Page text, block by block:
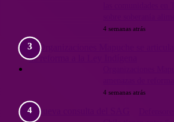
4 semanas atrás
4 semanas atrás